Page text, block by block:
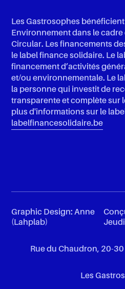
Les Gastrosophes
Environnement dans le cadre
Circular. Les financements
le label finance solidaire. Le
financement d’activités
et/ou environnementale. Le
la personne qui investit de
transparente et complète sur
plus d'informations sur le
labelfinancesolidaire.be
Les
Rue du Chaudron, 20-
Graphic Design: Anne
(Lahplab)